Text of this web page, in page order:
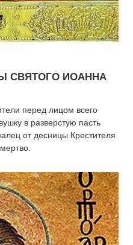
СВЯТОГО ИОАННА
перед лицом всего
в разверстую пасть
от десницы Крестителя